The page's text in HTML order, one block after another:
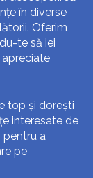
în diverse
Oferim
te să iei
top și dorești
interesate de
pentru a
pe